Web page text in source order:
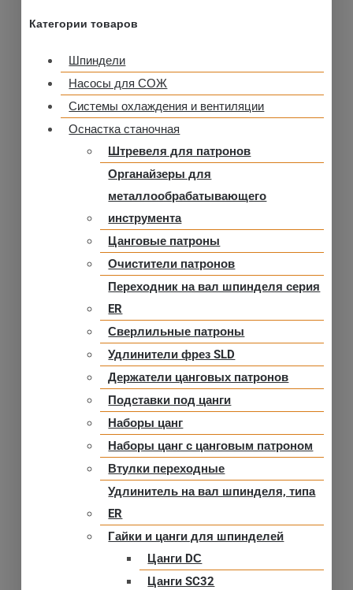
Категории товаров
Шпиндели
Насосы для СОЖ
Системы охлаждения и вентиляции
Оснастка станочная
Штревеля для патронов
Органайзеры для
металлообрабатывающего
инструмента
Цанговые патроны
Очистители патронов
Переходник на вал шпинделя серия
ER
Сверлильные патроны
Удлинители фрез SLD
Держатели цанговых патронов
Подставки под цанги
Наборы цанг
Наборы цанг с цанговым патроном
Втулки переходные
Удлинитель на вал шпинделя, типа
ER
Гайки и цанги для шпинделей
Цанги DС
Цанги SC32